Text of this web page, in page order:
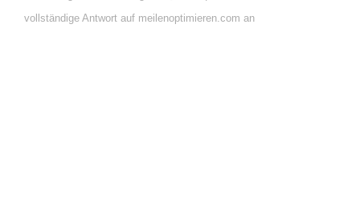
vollständige Antwort auf meilenoptimieren.com an